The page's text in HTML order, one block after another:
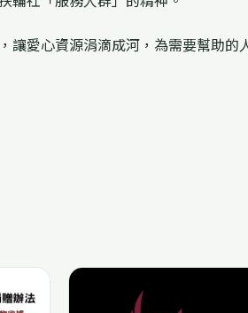
讓愛心資源涓滴成河，為需要幫助的